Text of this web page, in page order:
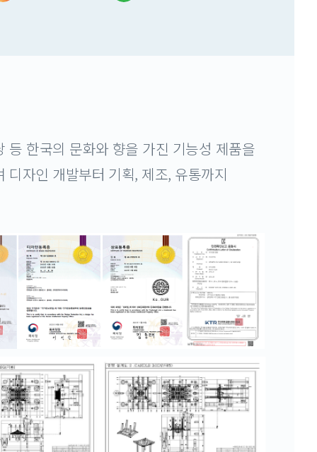
한국의 문화와 향을 가진 기능성 제품을
자인 개발부터 기획, 제조, 유통까지